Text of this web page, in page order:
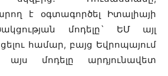
է օգտագործել Իտալիայի
մոդելը` ԵՄ այլ
համար, բայց Եվրոպայում
մոդելը արդյունավետ